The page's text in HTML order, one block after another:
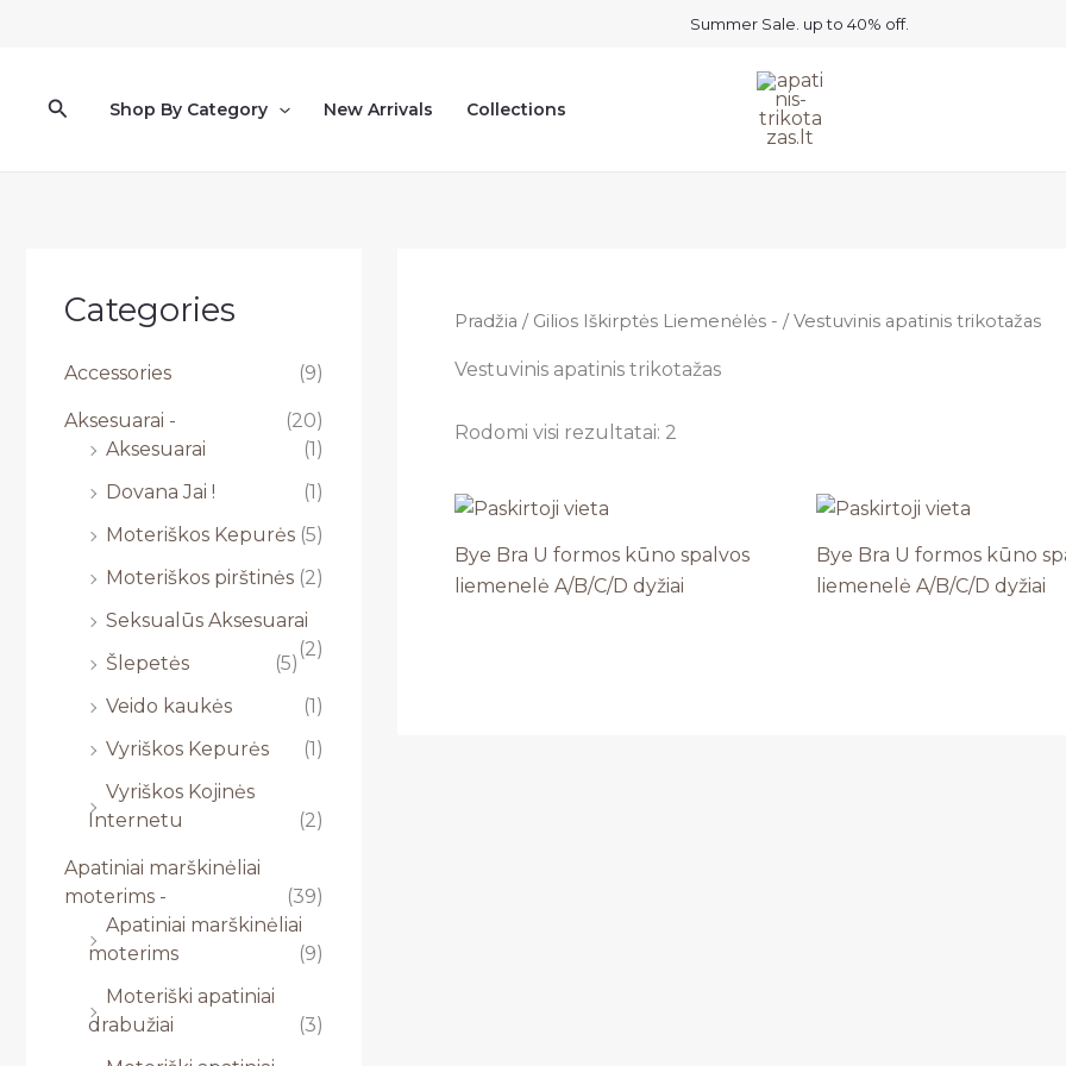
Summer Sale. up to 40% off.
PaieškaShop By Category New Arrivals Collections
Categories
Accessories (9)
Aksesuarai -
(20)
Aksesuarai
(1)
Dovana Jai !
(1)
Moteriškos Kepurės (5)
Moteriškos pirštinės (2)
Seksualūs Aksesuarai
(2)
Šlepetės
(5)
Veido kaukės
(1)
Vyriškos Kepurės
(1)
Vyriškos Kojinės
Internetu
(2)
Apatiniai marškinėliai
moterims -
(39)
Apatiniai marškinėliai
moterims
(9)
Moteriški apatiniai
drabužiai
(3)
Pradžia / Gilios Iškirptės Liemenėlės - / Vestuvinis apatinis trikotažas
Vestuvinis apatinis trikotažas
Rodomi visi rezultatai: 2
Bye Bra U formos kūno spalvos
liemenelė A/B/C/D dyžiai
Bye Bra U formos kūno
liemenelė A/B/C/D dyžiai